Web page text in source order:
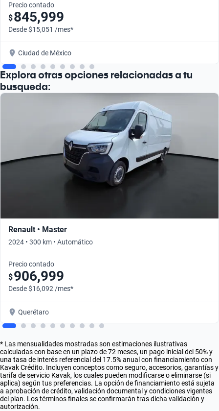
Precio contado
$845,999
Desde $15,051 /mes*
Ciudad de México
Explora otras opciones relacionadas a tu
busqueda:
Renault • Master
2024 • 300 km • Automático
Precio contado
$906,999
Desde $16,092 /mes*
Querétaro
* Las mensualidades mostradas son estimaciones ilustrativas
calculadas con base en un plazo de 72 meses, un pago inicial del 50% y
una tasa de interés referencial del 17.5% anual con financiamiento con
Kavak Crédito. Incluyen conceptos como seguro, accesorios, garantías y
tarifa de servicio Kavak, los cuales pueden modificarse o eliminarse (si
aplica) según tus preferencias. La opción de financiamiento está sujeta
a aprobación de crédito, validación documental y condiciones vigentes
del plan. Los términos finales se confirmarán tras dicha validación y
autorización.